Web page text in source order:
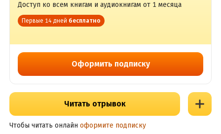
Доступ ко всем книгам и аудиокнигам от 1 месяца
Первые 14 дней бесплатно
Оформить подписку
Читать отрывок
Чтобы читать онлайн оформите подписку